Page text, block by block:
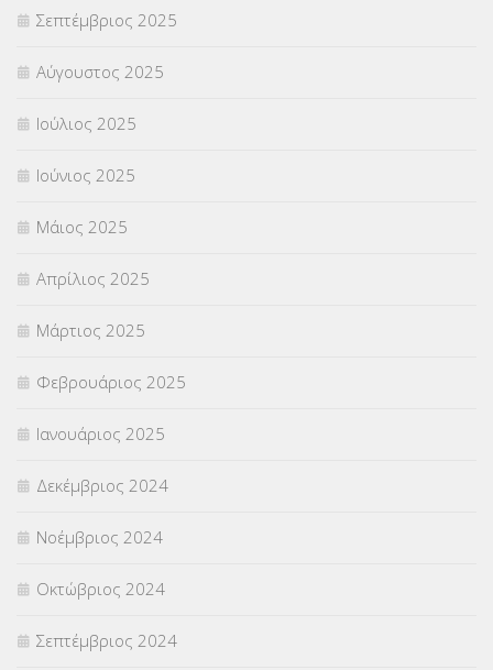
ΦΥΣΙΚΗ ΑΓΩΓΗ(692)
Χωρίς κατηγορία
Σεπτέμβριος 2025
Αύγουστος 2025
Ιούλιος 2025
Ιούνιος 2025
Μάιος 2025
Απρίλιος 2025
Μάρτιος 2025
Φεβρουάριος 2025
Ιανουάριος 2025
Δεκέμβριος 2024
Νοέμβριος 2024
Οκτώβριος 2024
Σεπτέμβριος 2024